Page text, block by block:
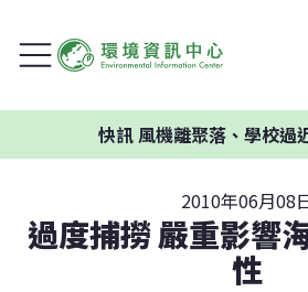
風機離聚落、學校過近 彰
2010年06月08
過度捕撈 嚴重影響
性